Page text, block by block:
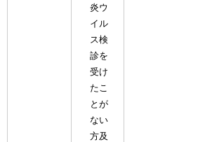
炎ウ
イル
ス検
診を
受け
たこ
とが
ない
方及